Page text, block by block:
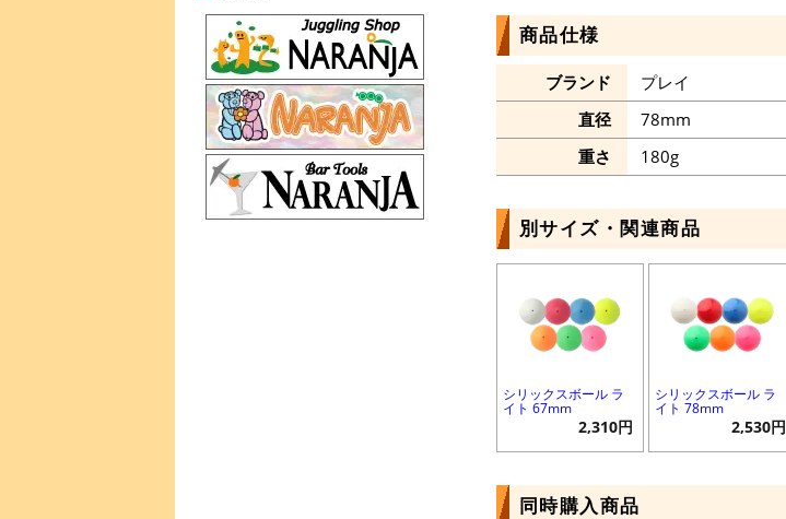
商品仕様
ブランド
プレイ
直径
78mm
重さ
180g
別サイズ・関連商品
シリックスボール ラ
イト 67mm
2,310円
シリックスボール ラ
イト 78mm
2,530円
同時購入商品